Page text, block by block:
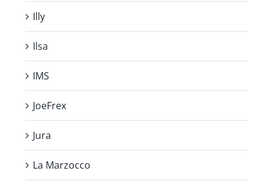
Illy
Ilsa
IMS
JoeFrex
Jura
La Marzocco